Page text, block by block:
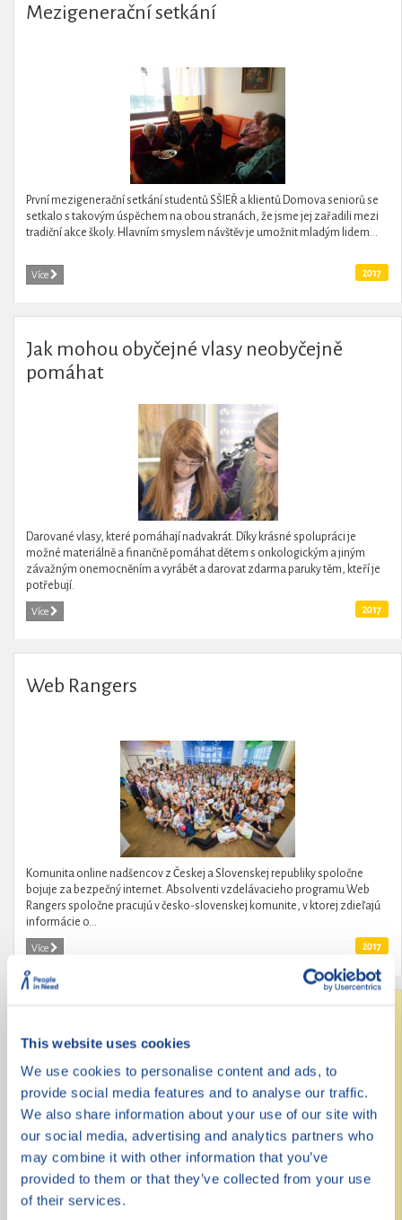
This website uses cookies
We use cookies to personalise content and ads, to
provide social media features and to analyse our traffic.
We also share information about your use of our site with
our social media, advertising and analytics partners who
may combine it with other information that you’ve
provided to them or that they’ve collected from your use
of their services.
Mezigenerační setkání
První mezigenerační setkání studentů SŠIEŘ a klientů Domova seniorů se
setkalo s takovým úspěchem na obou stranách, že jsme jej zařadili mezi
tradiční akce školy. Hlavním smyslem návštěv je umožnit mladým lidem...
Více 2017
Jak mohou obyčejné vlasy neobyčejně
pomáhat
Darované vlasy, které pomáhají nadvakrát. Díky krásné spolupráci je
možné materiálně a finančně pomáhat dětem s onkologickým a jiným
závažným onemocněním a vyrábět a darovat zdarma paruky těm, kteří je
potřebují.
Více 2017
Web Rangers
Komunita online nadšencov z Českej a Slovenskej republiky spoločne
bojuje za bezpečný internet. Absolventi vzdelávacieho programu Web
Rangers spoločne pracujú v česko-slovenskej komunite, v ktorej zdieľajú
informácie o...
Více 2017